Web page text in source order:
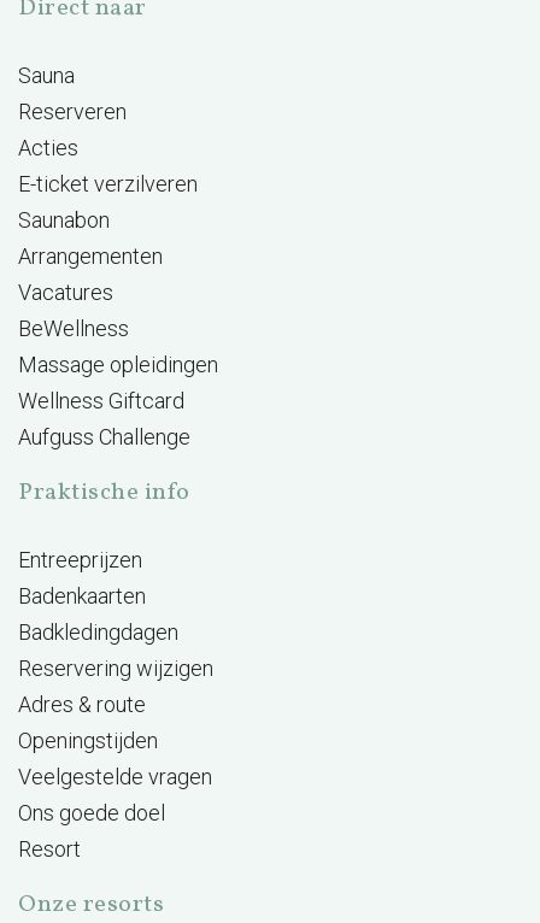
Direct naar
Sauna
Reserveren
Acties
E-ticket verzilveren
Saunabon
Arrangementen
Vacatures
BeWellness
Massage opleidingen
Wellness Giftcard
Aufguss Challenge
Praktische info
Entreeprijzen
Badenkaarten
Badkledingdagen
Reservering wijzigen
Adres & route
Openingstijden
Veelgestelde vragen
Ons goede doel
Resort
Onze resorts